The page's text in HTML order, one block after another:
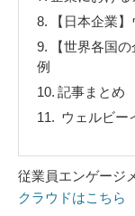
8.
【日本企業
9.
【世界各国
例
10. 記事まとめ
11. ウェルビー
従業員エンゲージ
クラウドはこちら